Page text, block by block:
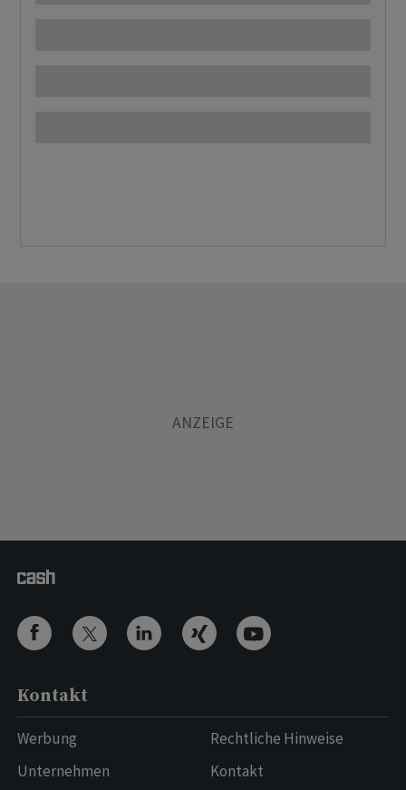
Kontakt
Werbung
Unternehmen
Rechtliche Hinweise
Kontakt